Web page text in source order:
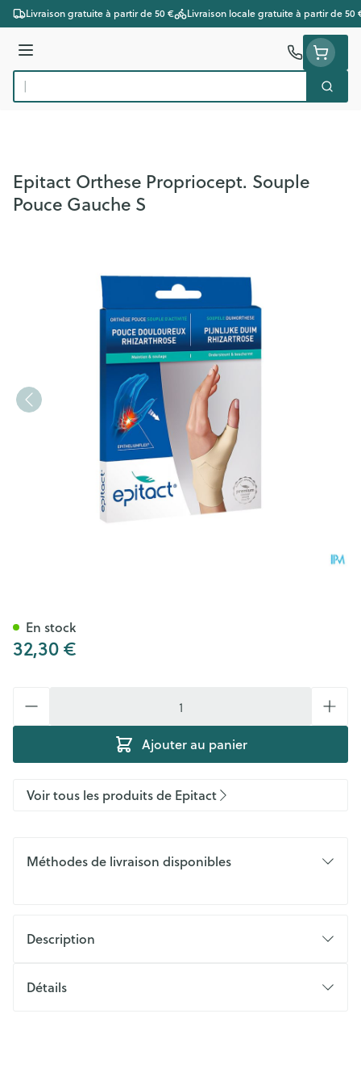
Aller au contenu
Livraison gratuite à partir de 50 € Livraison locale gratuite à partir de 50
Menu
Rechercher
Epitact Orthese Propriocept. Souple
Pouce Gauche S
32,30 €
Ajouter au panier
En stock
Voir tous les produits de Epitact
Méthodes de livraison disponibles
Description
Détails